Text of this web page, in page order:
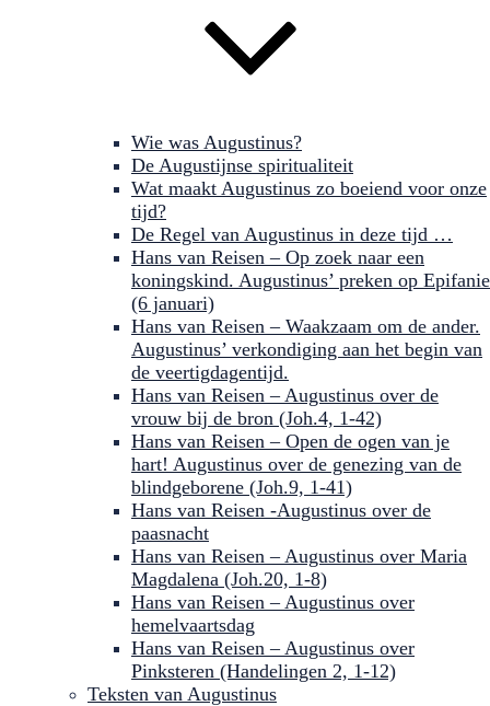
Wie was Augustinus?
De Augustijnse spiritualiteit
Wat maakt Augustinus zo boeiend voor onze
tijd?
De Regel van Augustinus in deze tijd …
Hans van Reisen – Op zoek naar een
koningskind. Augustinus’ preken op Epifanie
(6 januari)
Hans van Reisen – Waakzaam om de ander.
Augustinus’ verkondiging aan het begin van
de veertigdagentijd.
Hans van Reisen – Augustinus over de
vrouw bij de bron (Joh.4, 1-42)
Hans van Reisen – Open de ogen van je
hart! Augustinus over de genezing van de
blindgeborene (Joh.9, 1-41)
Hans van Reisen -Augustinus over de
paasnacht
Hans van Reisen – Augustinus over Maria
Magdalena (Joh.20, 1-8)
Hans van Reisen – Augustinus over
hemelvaartsdag
Hans van Reisen – Augustinus over
Pinksteren (Handelingen 2, 1-12)
Teksten van Augustinus